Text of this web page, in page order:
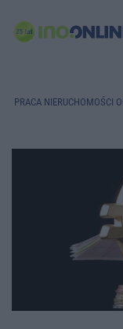
PRACA NIERUCHOMOŚCI